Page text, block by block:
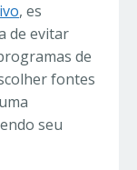
, es
de evitar
de
fontes
seu